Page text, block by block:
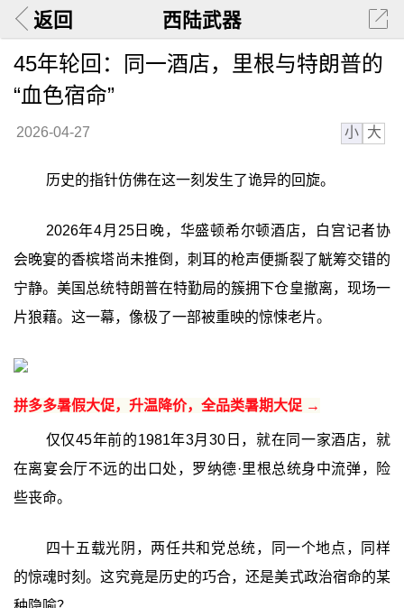
返回 西陆武器
45年轮回：同一酒店，里根与特朗普的
“血色宿命”
2026-04-27 小 大
历史的指针仿佛在这一刻发生了诡异的回旋。
2026年4月25日晚，华盛顿希尔顿酒店，白宫记者协
会晚宴的香槟塔尚未推倒，刺耳的枪声便撕裂了觥筹交错的
宁静。美国总统特朗普在特勤局的簇拥下仓皇撤离，现场一
片狼藉。这一幕，像极了一部被重映的惊悚老片。
拼多多暑假大促，升温降价，全品类暑期大促 →
仅仅45年前的1981年3月30日，就在同一家酒店，就
在离宴会厅不远的出口处，罗纳德·里根总统身中流弹，险
些丧命。
四十五载光阴，两任共和党总统，同一个地点，同样
的惊魂时刻。这究竟是历史的巧合，还是美式政治宿命的某